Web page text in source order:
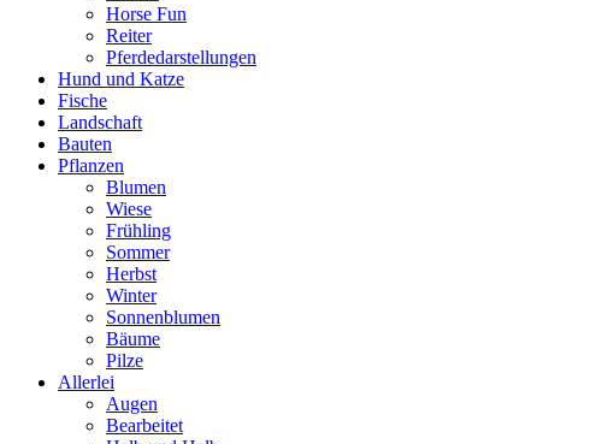
Horse Fun
Reiter
Pferdedarstellungen
Hund und Katze
Fische
Landschaft
Bauten
Pflanzen
Blumen
Wiese
Frühling
Sommer
Herbst
Winter
Sonnenblumen
Bäume
Pilze
Allerlei
Augen
Bearbeitet